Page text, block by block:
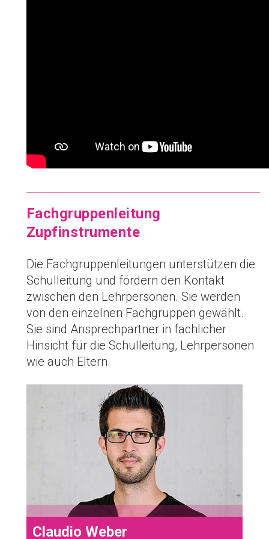
Fachgruppenleitung
Zupfinstrumente
Die Fachgruppenleitungen unterstützen die
Schulleitung und fördern den Kontakt
zwischen den Lehrpersonen. Sie werden
von den einzelnen Fachgruppen gewählt.
Sie sind Ansprechpartner in fachlicher
Hinsicht für die Schulleitung, Lehrpersonen
wie auch Eltern.
Claudio Weber